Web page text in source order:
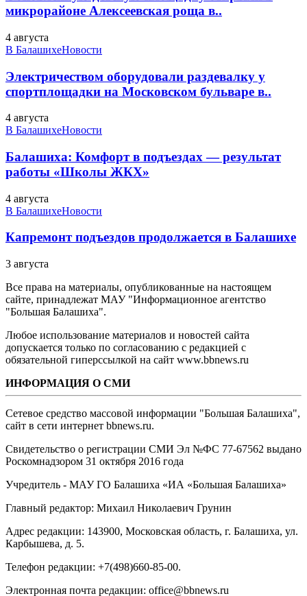
микрорайоне Алексеевская роща в..
4 августа
В БалашихеНовости
Электричеством оборудовали раздевалку у
спортплощадки на Московском бульваре в..
4 августа
В БалашихеНовости
Балашиха: Комфорт в подъездах — результат
работы «Школы ЖКХ»
4 августа
В БалашихеНовости
Капремонт подъездов продолжается в Балашихе
3 августа
Все права на материалы, опубликованные на настоящем
сайте, принадлежат МАУ "Информационное агентство
"Большая Балашиха".
Любое использование материалов и новостей сайта
допускается только по согласованию с редакцией с
обязательной гиперссылкой на сайт www.bbnews.ru
ИНФОРМАЦИЯ О СМИ
Сетевое средство массовой информации "Большая Балашиха",
сайт в сети интернет bbnews.ru.
Свидетельство о регистрации СМИ Эл №ФС ‎77-67562 выдано
Роскомнадзором 31 октября 2016 года
Учредитель - МАУ ГО Балашиха «ИА «Большая Балашиха»
Главный редактор: Михаил Николаевич Грунин
Адрес редакции: 143900, Московская область, г. Балашиха, ул.
Карбышева, д. 5.
Телефон редакции: +7(498)660-85-00.
Электронная почта редакции: office@bbnews.ru